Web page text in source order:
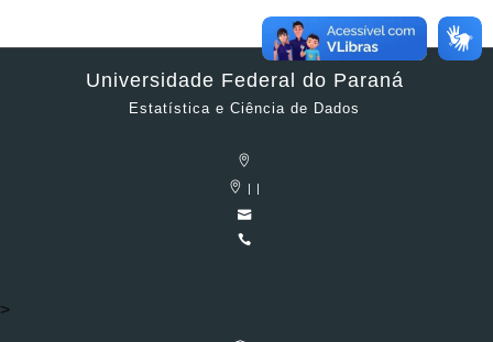
Universidade Federal do Paraná
Estatística e Ciência de Dados
| |
>